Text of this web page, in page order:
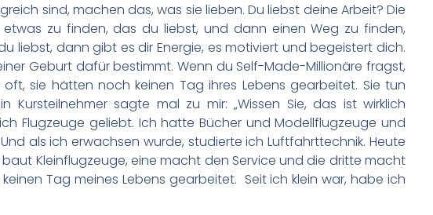
sind, machen das, was sie lieben. Du liebst deine Arbeit? Die
zu finden, das du liebst, und dann einen Weg zu finden,
liebst, dann gibt es dir Energie, es motiviert und begeistert dich.
Geburt dafür bestimmt. Wenn du Self-Made-Millionäre fragst,
sie hätten noch keinen Tag ihres Lebens gearbeitet. Sie tun
Kursteilnehmer sagte mal zu mir: „Wissen Sie, das ist wirklich
Flugzeuge geliebt. Ich hatte Bücher und Modellflugzeuge und
als ich erwachsen wurde, studierte ich Luftfahrttechnik. Heute
baut Kleinflugzeuge, eine macht den Service und die dritte macht
Tag meines Lebens gearbeitet. Seit ich klein war, habe ich